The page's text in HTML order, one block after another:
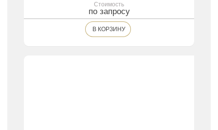
Стоимость
по запросу
В КОРЗИНУ